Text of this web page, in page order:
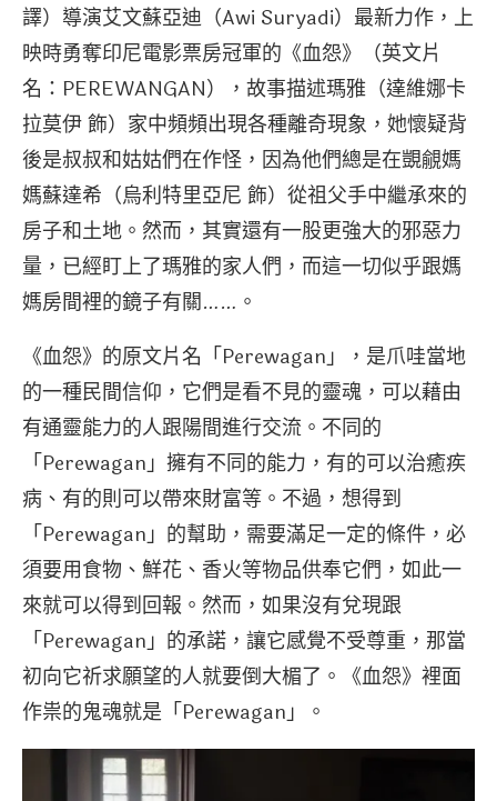
譯）導演艾文蘇亞迪（Awi Suryadi）最新力作，上
映時勇奪印尼電影票房冠軍的《血怨》（英文片
名：PEREWANGAN），故事描述瑪雅（達維娜卡
拉莫伊 飾）家中頻頻出現各種離奇現象，她懷疑背
後是叔叔和姑姑們在作怪，因為他們總是在覬覦媽
媽蘇達希（烏利特里亞尼 飾）從祖父手中繼承來的
房子和土地。然而，其實還有一股更強大的邪惡力
量，已經盯上了瑪雅的家人們，而這一切似乎跟媽
媽房間裡的鏡子有關……。
《血怨》的原文片名「Perewagan」，是爪哇當地
的一種民間信仰，它們是看不見的靈魂，可以藉由
有通靈能力的人跟陽間進行交流。不同的
「Perewagan」擁有不同的能力，有的可以治癒疾
病、有的則可以帶來財富等。不過，想得到
「Perewagan」的幫助，需要滿足一定的條件，必
須要用食物、鮮花、香火等物品供奉它們，如此一
來就可以得到回報。然而，如果沒有兌現跟
「Perewagan」的承諾，讓它感覺不受尊重，那當
初向它祈求願望的人就要倒大楣了。《血怨》裡面
作祟的鬼魂就是「Perewagan」。